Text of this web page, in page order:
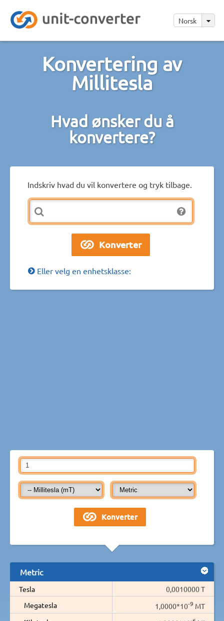
Norsk
Konvertering av
Millitesla
Hvad ønsker du å
konvertere?
Indskriv hvad du vil konvertere og tryk tilbage.
Eller velg en enhetsklasse:
Metric
Tesla
0,0010000 T
Megatesla
1,0000*10-9 MT